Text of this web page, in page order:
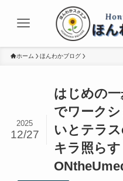
ホーム ほんわかブログ
はじめの
でワーク
いとテラ
キラ照らす
2025
12/27